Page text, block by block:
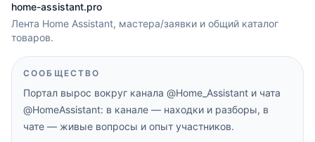
home-assistant.pro
Лента Home Assistant, мастера/заявки и общий каталог
товаров.
СООБЩЕСТВО
Портал вырос вокруг канала @Home_Assistant и чата
@HomeAssistant: в канале — находки и разборы, в
чате — живые вопросы и опыт участников.